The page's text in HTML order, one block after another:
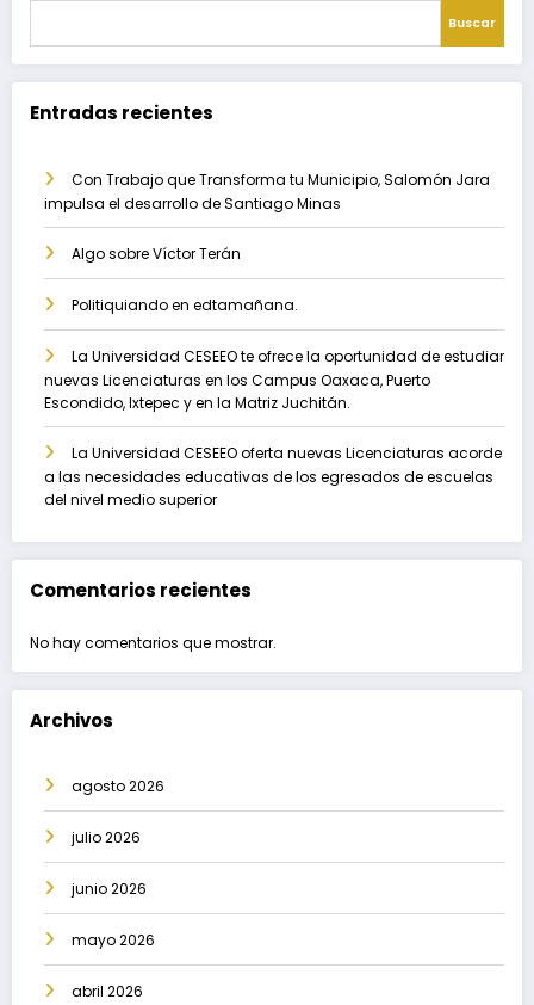
Buscar
Entradas recientes
Con Trabajo que Transforma tu Municipio, Salomón Jara
impulsa el desarrollo de Santiago Minas
Algo sobre Víctor Terán
Politiquiando en edtamañana.
La Universidad CESEEO te ofrece la oportunidad de estudiar
nuevas Licenciaturas en los Campus Oaxaca, Puerto
Escondido, Ixtepec y en la Matriz Juchitán.
La Universidad CESEEO oferta nuevas Licenciaturas acorde
a las necesidades educativas de los egresados de escuelas
del nivel medio superior
Comentarios recientes
No hay comentarios que mostrar.
Archivos
agosto 2026
julio 2026
junio 2026
mayo 2026
abril 2026